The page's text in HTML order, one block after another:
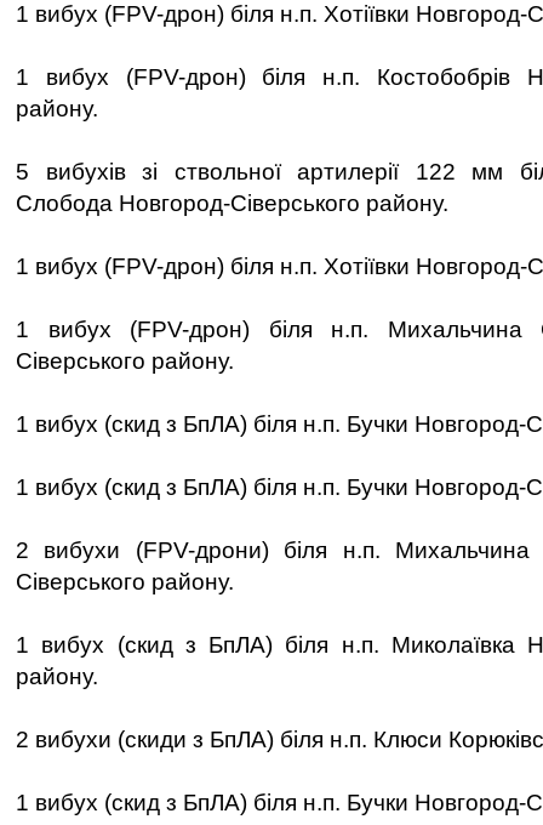
1 вибух (FPV-дрон) біля н.п. Хотіївки Новгород-
1 вибух (FPV-дрон) біля н.п. Костобобрів
району.
5 вибухів зі ствольної артилерії 122 мм
Слобода Новгород-Сіверського району.
1 вибух (FPV-дрон) біля н.п. Хотіївки Новгород-
1 вибух (FPV-дрон) біля н.п. Михальчина
Сіверського району.
1 вибух (скид з БпЛА) біля н.п. Бучки Новгород-
1 вибух (скид з БпЛА) біля н.п. Бучки Новгород-
2 вибухи (FPV-дрони) біля н.п.
Сіверського району.
1 вибух (скид з БпЛА) біля н.п. Миколаївка
району.
2 вибухи (скиди з БпЛА) біля н.п. Клюси
1 вибух (скид з БпЛА) біля н.п. Бучки Новгород-